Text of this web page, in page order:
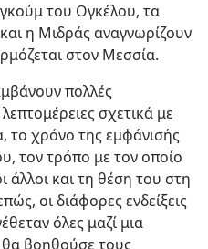
του Ογκέλου, τα
η Μιδράς αναγνωρίζουν
στον Μεσσία.
πολλές
σχετικά με
το χρόνο της εμφάνισής
τον τρόπο με τον οποίο
άλλοι και τη θέση του στη
οι διάφορες ενδείξεις
όλες μαζί μια
θα βοηθούσε τους